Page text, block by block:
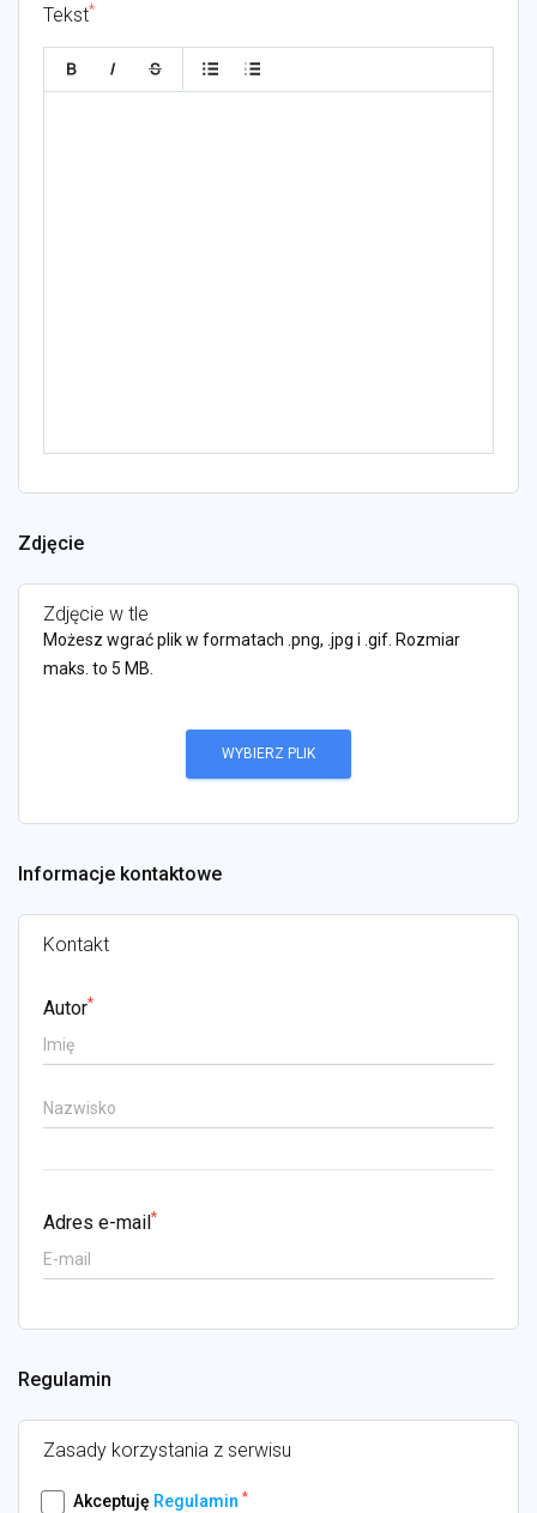
Tekst*
Zdjęcie
Zdjęcie w tle
Możesz wgrać plik w formatach .png, .jpg i .gif. Rozmiar
maks. to 5 MB.
WYBIERZ PLIK
Informacje kontaktowe
Kontakt
Autor*
Adres e-mail*
Regulamin
Zasady korzystania z serwisu
Akceptuję Regulamin *